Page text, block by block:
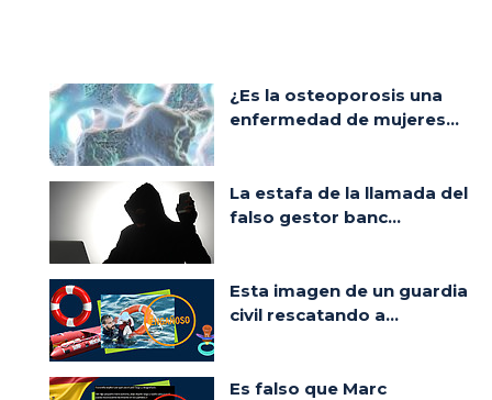
¿Es la osteoporosis una
enfermedad de mujeres...
La estafa de la llamada del
falso gestor banc...
Esta imagen de un guardia
civil rescatando a...
Es falso que Marc